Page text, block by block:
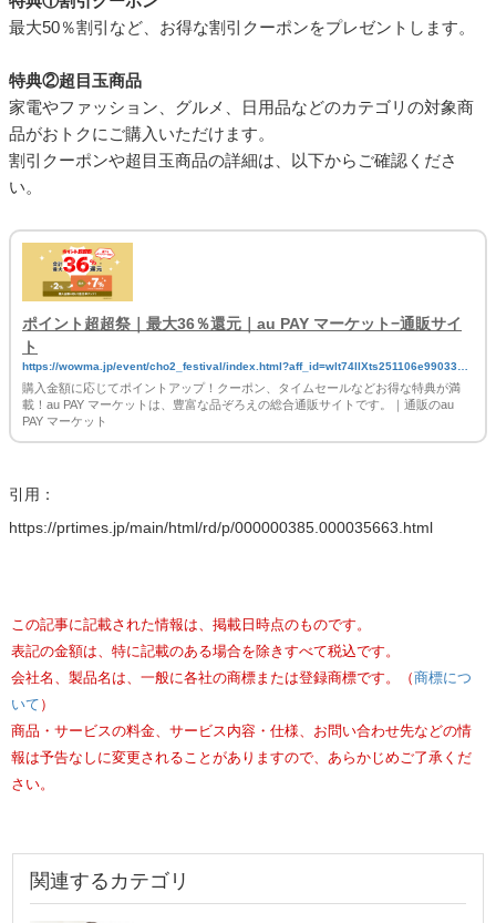
最大50％割引など、お得な割引クーポンをプレゼントします。
特典②超目玉商品
家電やファッション、グルメ、日用品などのカテゴリの対象商
品がおトクにご購入いただけます。
割引クーポンや超目玉商品の詳細は、以下からご確認くださ
い。
ポイント超超祭｜最大36％還元｜au PAY マーケット−通販サイ
ト
https://wowma.jp/event/cho2_festival/index.html?aff_id=wlt74llXts251106e990331X
cpg01Xmal
購入金額に応じてポイントアップ！クーポン、タイムセールなどお得な特典が満
載！au PAY マーケットは、豊富な品ぞろえの総合通販サイトです。｜通販のau
PAY マーケット
引用：
https://prtimes.jp/main/html/rd/p/000000385.000035663.html
この記事に記載された情報は、掲載日時点のものです。
表記の金額は、特に記載のある場合を除きすべて税込です。
会社名、製品名は、一般に各社の商標または登録商標です。（商標につ
いて ）
商品・サービスの料金、サービス内容・仕様、お問い合わせ先などの情
報は予告なしに変更されることがありますので、あらかじめご了承くだ
さい。
関連するカテゴリ